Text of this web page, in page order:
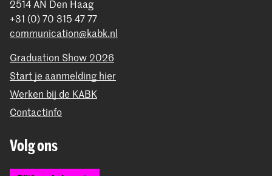
2514 AN Den Haag
+31 (0) 70 315 47 77
communication@kabk.nl
Graduation Show 2026
Start je aanmelding hier
Werken bij de KABK
Contactinfo
Volg ons